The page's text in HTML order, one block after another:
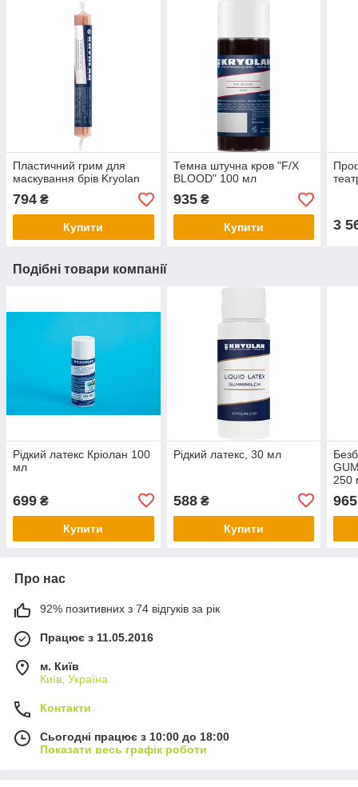
Пластичний грим для
маскування брів Kryolan
794 ₴
Купити
Темна штучна кров "F/X
BLOOD" 100 мл
935₴
Купити 3
Подібні товари компанії
Рідкий латекс Кріолан 100
мл
699 ₴
Купити
Рідкий латекс, 30 мл
588₴
Купити
250
965
Про нас
92% позитивних з 74 відгуків за рік
Працює з 11.05.2016
м. Київ
Київ, Україна
Контакти
Сьогодні працює з 10:00 до 18:00
Показати весь графік роботи